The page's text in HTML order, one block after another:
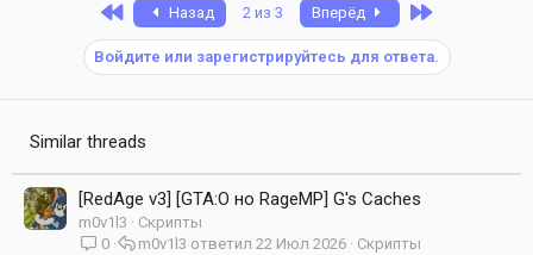
First Назад 2 из 3 Вперёд Last
Войдите или зарегистрируйтесь для ответа.
Similar threads
[RedAge v3] [GTA:O но RageMP] G's Caches
m0v1l3
Скрипты
0
Скрипты
22 Июл 2026
m0v1l3